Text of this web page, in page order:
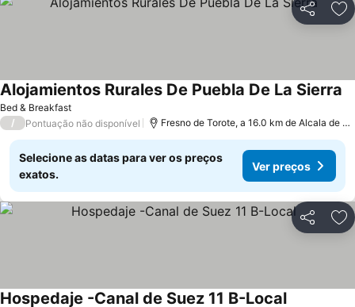
Partilhar
Bed & Breakfast
Alojamientos Rurales De Puebla De La Sierra
/ Pontuação não disponível Fresno de Torote, a 16.0 km de Alcala de Henares
Selecione as datas para ver os preços
exatos.
Ver preços
Partilhar
Hospedaje -Canal de Suez 11 B-Local